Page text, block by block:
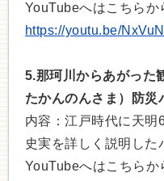
YouTubeへはこちらか
https://youtu.be/
5.那珂川からあがった
たかんのんさま）防災
内容：江戸時代に天明
史実を詳しく説明した
YouTubeへはこちらか